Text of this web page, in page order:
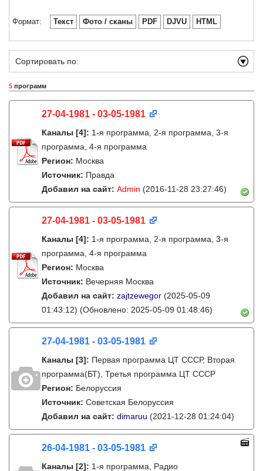
Формат: Текст Фото / сканы PDF DJVU HTML
Сортировать по:
5 программ
27-04-1981 - 03-05-1981
Каналы [4]: 1-я программа, 2-я программа, 3-я
программа, 4-я программа
Регион: Москва
Источник: Правда
Добавил на сайт: Admin (2016-11-28 23:27:46)
27-04-1981 - 03-05-1981
Каналы [4]: 1-я программа, 2-я программа, 3-я
программа, 4-я программа
Регион: Москва
Источник: Вечерняя Москва
Добавил на сайт: zajtzewegor (2025-05-09
01:43:12) (Обновлено: 2025-05-09 01:48:46)
27-04-1981 - 03-05-1981
Каналы [3]: Первая программа ЦТ ССCР, Вторая
программа(БТ), Третья программа ЦТ ССCР
Регион: Белоруссия
Источник: Советская Белоруссия
Добавил на сайт: dimaruu (2021-12-28 01:24:04)
26-04-1981 - 03-05-1981
Каналы [2]: 1-я программа, Радио